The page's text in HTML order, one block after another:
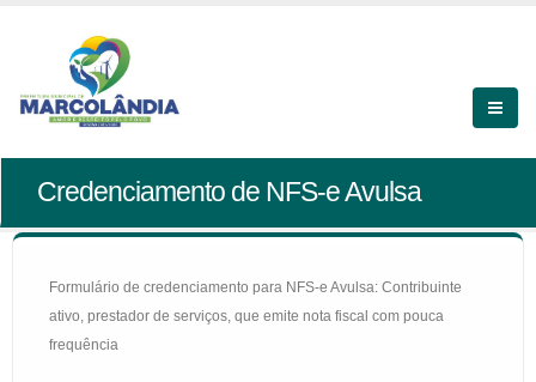
Credenciamento de NFS-e Avulsa
Formulário de credenciamento para NFS-e Avulsa: Contribuinte
ativo, prestador de serviços, que emite nota fiscal com pouca
frequência